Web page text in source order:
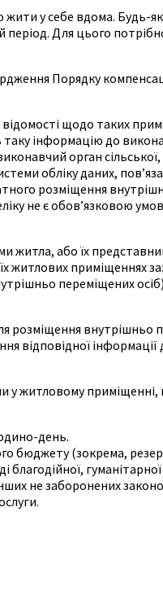
у себе вдома. Будь-
Для цього
Порядку
щодо таких
інформацію до
орган
обліку даних,
розміщення
не є обов’язковою
житла, або їх
житлових приміщеннях
переміщених
розміщення
відповідної
у житловому
день.
бюджету (зокрема,
благодійної,
не заборонених